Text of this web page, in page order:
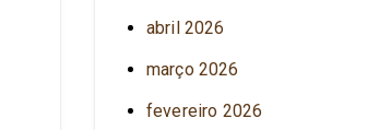
abril 2026
março 2026
fevereiro 2026